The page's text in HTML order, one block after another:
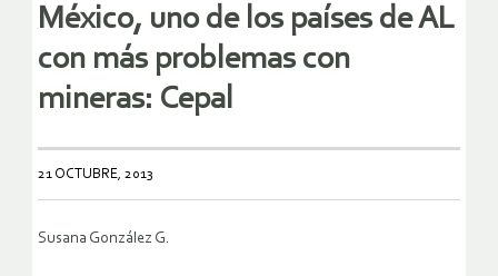
México, uno de los países de AL
con más problemas con
mineras: Cepal
21 OCTUBRE, 2013
Susana González G.